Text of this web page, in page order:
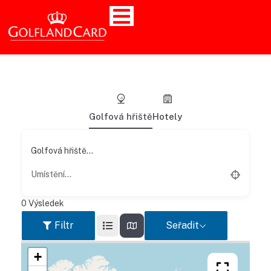
Golfová hřištěHotely
Golfová hřiště...
0 Výsledek
Filtr Seřadit
+